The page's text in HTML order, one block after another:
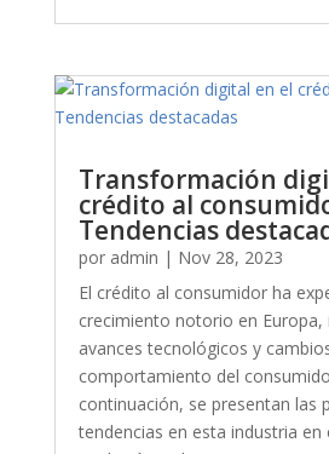
Transformación
crédito al
Tendencias
por admin | Nov 28, 2023
El crédito al consumidor ha
crecimiento notorio en
avances tecnológicos y
comportamiento del
continuación, se presentan las
tendencias en esta industria en